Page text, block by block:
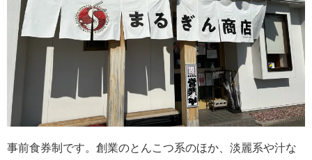
事前食券制です。創業のとんこつ系のほか、淡麗系や汁な